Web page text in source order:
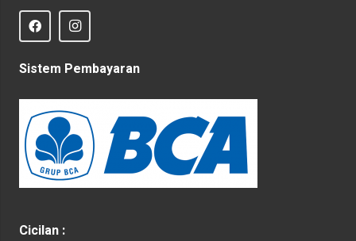
Sistem Pembayaran
Cicilan :